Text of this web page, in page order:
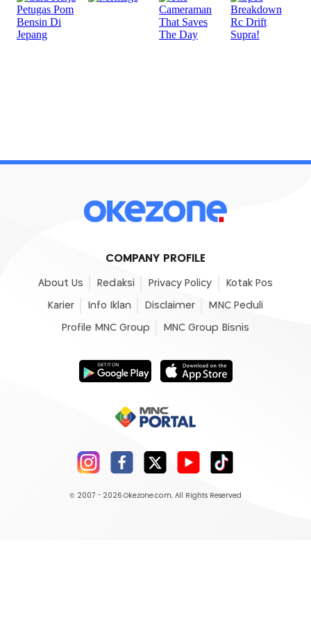
COMPANY PROFILE
About Us Redaksi Privacy Policy Kotak Pos
Karier Info Iklan Disclaimer MNC Peduli
Profile MNC Group MNC Group Bisnis
© 2007 - 2026 Okezone.com, All Rights Reserved